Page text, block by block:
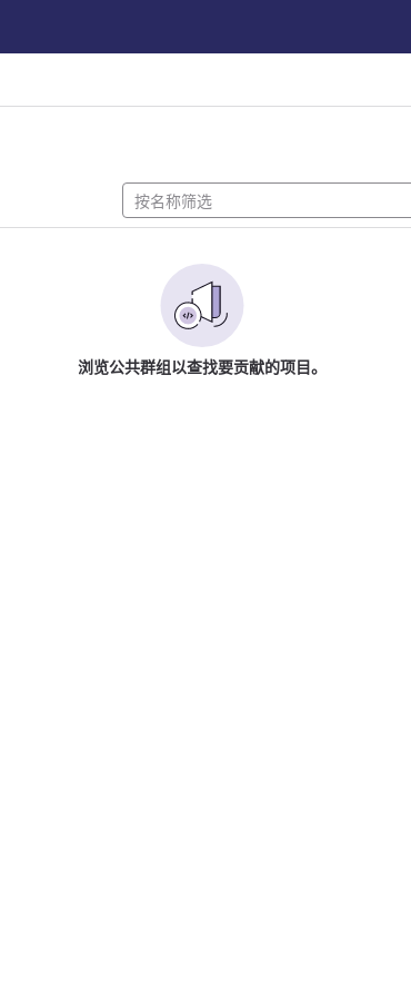
浏览公共群组以查找要贡献的项目。